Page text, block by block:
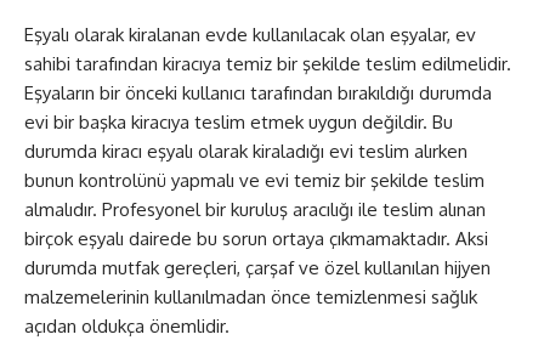
Eşyalı olarak kiralanan evde kullanılacak olan eşyalar, ev
sahibi tarafından kiracıya temiz bir şekilde teslim edilmelidir.
Eşyaların bir önceki kullanıcı tarafından bırakıldığı durumda
evi bir başka kiracıya teslim etmek uygun değildir. Bu
durumda kiracı eşyalı olarak kiraladığı evi teslim alırken
bunun kontrolünü yapmalı ve evi temiz bir şekilde teslim
almalıdır. Profesyonel bir kuruluş aracılığı ile teslim alınan
birçok eşyalı dairede bu sorun ortaya çıkmamaktadır. Aksi
durumda mutfak gereçleri, çarşaf ve özel kullanılan hijyen
malzemelerinin kullanılmadan önce temizlenmesi sağlık
açıdan oldukça önemlidir.